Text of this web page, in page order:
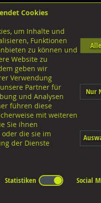
ohne
Bohrcraft Handgriff
Cookies
um Inhalte und
Funktionen
zu können und
Website zu
geben wir
Verwendung
Partner für
und Analysen
führen diese
mit weiteren
Sie ihnen
die sie im
der Dienste
Nur
Statistiken
Social